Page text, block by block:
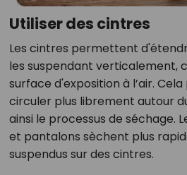
Utiliser des cintres
Les cintres permettent
les suspendant verticalement,
surface d'exposition à l’air.
circuler plus librement autour
ainsi le processus de séchage.
et pantalons sèchent plus
suspendus sur des cintres.